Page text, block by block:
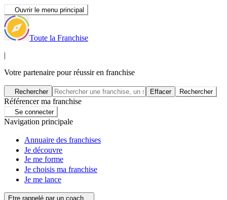
Ouvrir le menu principal
Toute la Franchise
|
Votre partenaire pour réussir en franchise
Rechercher Effacer Rechercher
Référencer ma franchise
Se connecter
Navigation principale
Annuaire des franchises
Je découvre
Je me forme
Je choisis ma franchise
Je me lance
Etre rappelé par un coach